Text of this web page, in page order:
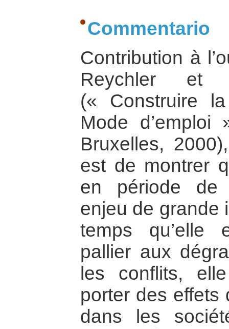
Commentario
Contribution à
Reychler et
(« Construire
Mode d’emploi
Bruxelles,
est de montrer
en période de
enjeu de grande
temps qu’elle
pallier aux
les conflits,
porter des effets
dans les